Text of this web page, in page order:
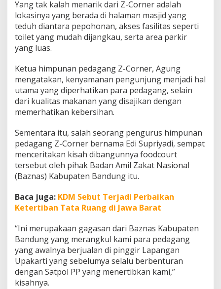
a
n
d
u
n
Yang tak kalah menarik dari Z-Corner adalah
lokasinya yang berada di halaman masjid yang
teduh diantara pepohonan, akses fasilitas seperti
toilet yang mudah dijangkau, serta area parkir
yang luas.
Ketua himpunan pedagang Z-Corner, Agung
mengatakan, kenyamanan pengunjung menjadi hal
utama yang diperhatikan para pedagang, selain
dari kualitas makanan yang disajikan dengan
memerhatikan kebersihan.
Sementara itu, salah seorang pengurus himpunan
pedagang Z-Corner bernama Edi Supriyadi, sempat
menceritakan kisah dibangunnya foodcourt
tersebut oleh pihak Badan Amil Zakat Nasional
(Baznas) Kabupaten Bandung itu.
Baca juga: KDM Sebut Terjadi Perbaikan
Ketertiban Tata Ruang di Jawa Barat
“Ini merupakaan gagasan dari Baznas Kabupaten
Bandung yang merangkul kami para pedagang
yang awalnya berjualan di pinggir Lapangan
Upakarti yang sebelumya selalu berbenturan
dengan Satpol PP yang menertibkan kami,”
kisahnya.